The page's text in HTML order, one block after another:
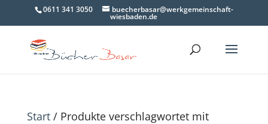
0611 341 3050 buecherbasar@werkgemeinschaft-
wiesbaden.de
Start/ Produkte verschlagwortet mit